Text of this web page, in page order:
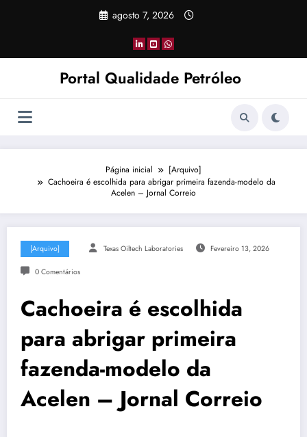
agosto 7, 2026
Portal Qualidade Petróleo
Página inicial
[Arquivo]
Cachoeira é escolhida para abrigar primeira fazenda-modelo da
Acelen – Jornal Correio
[Arquivo] Texas Oiltech Laboratories Fevereiro 13, 2026
0 Comentários
Cachoeira é escolhida
para abrigar primeira
fazenda-modelo da
Acelen – Jornal Correio